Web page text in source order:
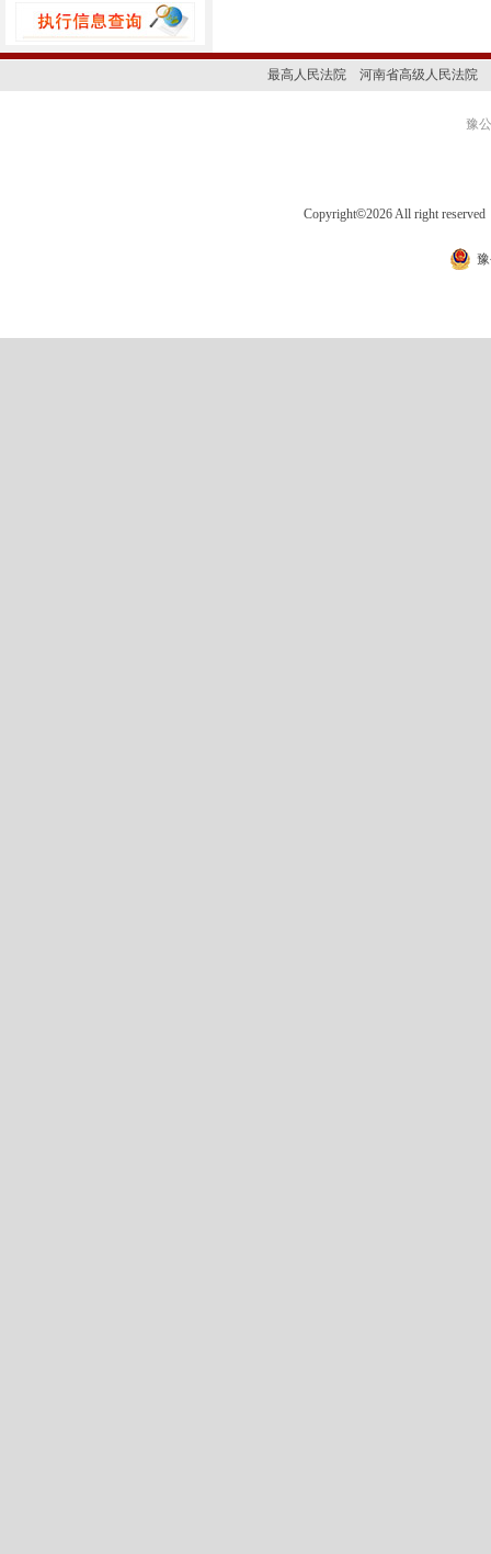
最高人民法院 河南省高级人民法院
豫
Copyright©2026 All right